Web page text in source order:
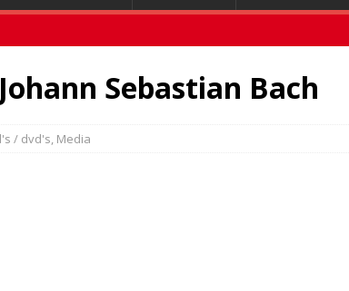
Sebastian Bach
/ dvd's, Media